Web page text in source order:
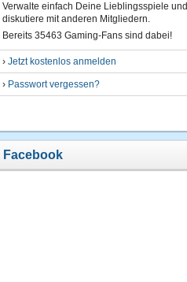
Verwalte einfach Deine Lieblingsspiele und
diskutiere mit anderen Mitgliedern.
Bereits 35463 Gaming-Fans sind dabei!
› Jetzt kostenlos anmelden
› Passwort vergessen?
Facebook